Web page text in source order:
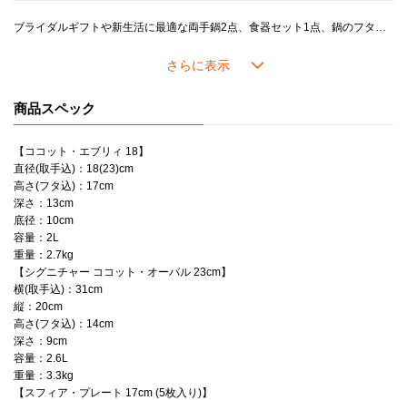
ブライダルギフトや新生活に最適な両手鍋2点、食器セット1点、鍋のフタ置き1点のお得なセットです。
■シグニチャー ココット・オーバル 23cm：魚や野菜など、細長い食材をそのまま調理できるのが特徴。鶏を丸ごと使ったローストチキンや豪快な魚料理など、本格的なお料理に大活躍します。
■リッド・スタンド：ル・クルーゼ製品のフタ専用スタンド。フタの置き場だけでなく、タブレット端末のスタンドとしてもお使いいただけます。
【セット内容】
・ココット・エブリィ 18 コースタルブルー (シルバーツマミ) x1
・シグニチャー ココット・オーバル 23cm メレンゲ (シルバーツマミ) x1
・パステルレインボー スフィア・プレート 17cm (5枚入り) x1
・リッド・スタンド コースタルブルー x1
<製品についての注意点>
＊ココット・エブリィの内側はブラックマットホーローです。
＊お鍋のツマミのカラーは画像でご確認ください。
＊ココット・エブリィ 18は底径が小さいため、五徳のサイズによっては安定しない場合があります。火にかける前に傾き等がないかを十分にご確認の上、ご使用ください。 IHクッキングヒーターは10㎝以上対応するものにお使いいただけます。
＊アウトレット品相当（多少のムラや黒点、気泡がある、化粧箱にダメージがある等）のものが含まれる場合がございます。ご了承の上、ご購入ください。
＊返品・交換はいたしかねます。
＊単品のセット商品につき、ラッピングの場合は個別包装となります。
商品スペック
【ココット・エブリィ 18】
直径(取手込)：18(23)cm
高さ(フタ込)：17cm
深さ：13cm
底径：10cm
容量：2L
重量：2.7kg
【シグニチャー ココット・オーバル 23cm】
横(取手込)：31cm
縦：20cm
高さ(フタ込)：14cm
深さ：9cm
容量：2.6L
重量：3.3kg
【スフィア・プレート 17cm (5枚入り)】